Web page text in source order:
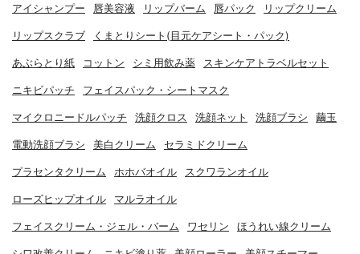
アイシャンプー 唇美容液 リップバーム 唇パック リップクリーム
リップスクラブ くまとりシート(目元ケアシート・パック)
あぶらとり紙 コットン シミ用飲み薬 スキンケアトラベルセット
ニキビパッチ フェイスパック・シートマスク
マイクロニードルパッチ 洗顔クロス 洗顔ネット 洗顔ブラシ 繭玉
電動洗顔ブラシ 美白クリーム セラミドクリーム
プラセンタクリーム ホホバオイル スクワランオイル
ローズヒップオイル マルラオイル
フェイスクリーム・ジェル・バーム ワセリン ほうれい線クリーム